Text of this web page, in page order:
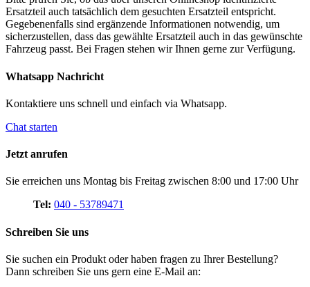
Ersatzteil auch tatsächlich dem gesuchten Ersatzteil entspricht.
Gegebenenfalls sind ergänzende Informationen notwendig, um
sicherzustellen, dass das gewählte Ersatzteil auch in das gewünschte
Fahrzeug passt. Bei Fragen stehen wir Ihnen gerne zur Verfügung.
Whatsapp Nachricht
Kontaktiere uns schnell und einfach via Whatsapp.
Chat starten
Jetzt anrufen
Sie erreichen uns Montag bis Freitag zwischen 8:00 und 17:00 Uhr
Tel: 040 - 53789471
Schreiben Sie uns
Sie suchen ein Produkt oder haben fragen zu Ihrer Bestellung?
Dann schreiben Sie uns gern eine E-Mail an: